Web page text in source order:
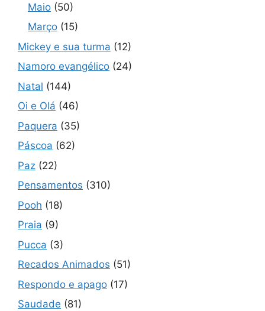
Maio (50)
Março (15)
Mickey e sua turma (12)
Namoro evangélico (24)
Natal (144)
Oi e Olá (46)
Paquera (35)
Páscoa (62)
Paz (22)
Pensamentos (310)
Pooh (18)
Praia (9)
Pucca (3)
Recados Animados (51)
Respondo e apago (17)
Saudade (81)